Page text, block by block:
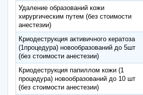
Удаление образований кожи
хирургическим путем (без стоимости
анестезии)
Криодеструкция активичного кератоза
(1процедура) новообразований до 5шт
(без стоимости анестезии)
Криодеструкция папиллом кожи (1
процедура) новообразований до 10 шт
(без стоимости анестезии)